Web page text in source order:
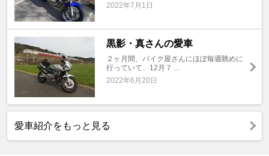
2022年7月1日
黒影・真さんの愛車
２ヶ月間、バイク屋さんにほぼ毎週眺めに
行っていて、12月７ ...
2022年6月20日
愛車紹介をもっと見る